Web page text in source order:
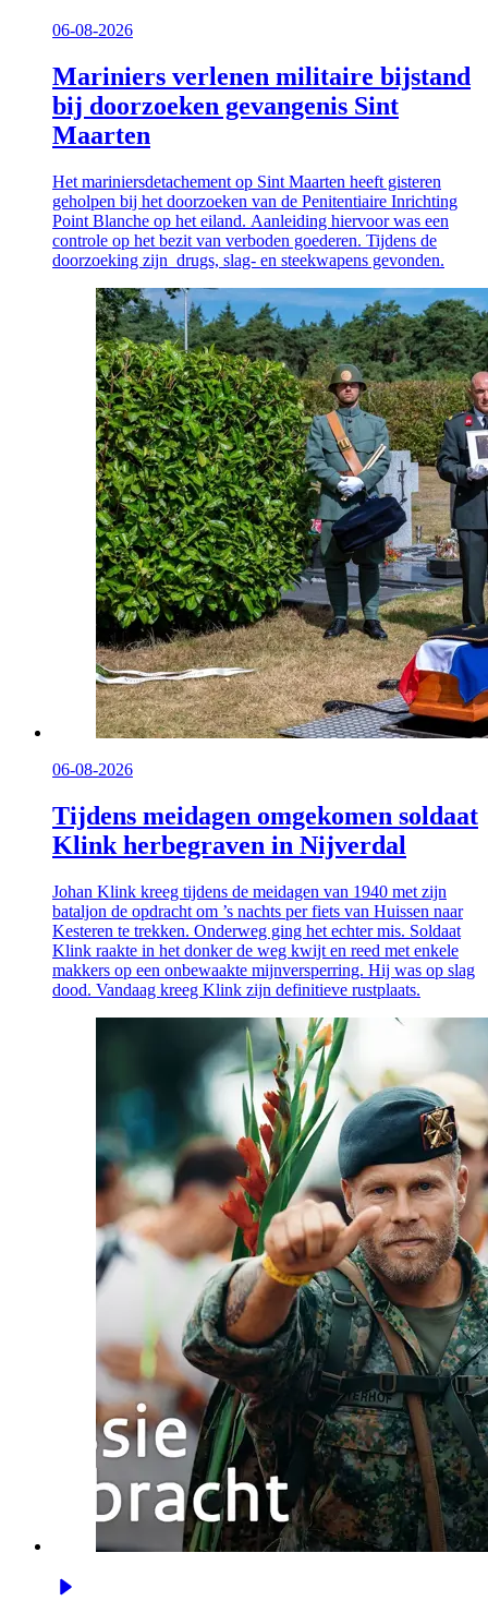
06-08-2026
Mariniers verlenen militaire bijstand
bij doorzoeken gevangenis Sint
Maarten
Het mariniersdetachement op Sint Maarten heeft gisteren
geholpen bij het doorzoeken van de Penitentiaire Inrichting
Point Blanche op het eiland. Aanleiding hiervoor was een
controle op het bezit van verboden goederen. Tijdens de
doorzoeking zijn drugs, slag- en steekwapens gevonden.
06-08-2026
Tijdens meidagen omgekomen soldaat
Klink herbegraven in Nijverdal
Johan Klink kreeg tijdens de meidagen van 1940 met zijn
bataljon de opdracht om ’s nachts per fiets van Huissen naar
Kesteren te trekken. Onderweg ging het echter mis. Soldaat
Klink raakte in het donker de weg kwijt en reed met enkele
makkers op een onbewaakte mijnversperring. Hij was op slag
dood. Vandaag kreeg Klink zijn definitieve rustplaats.